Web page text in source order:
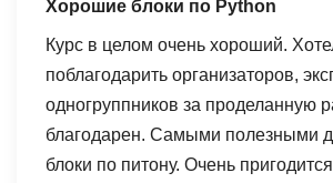
на стажировку в IT-консалтинг. На
этот курс будет полезен всем, так
базовые навыки для работы в
также важные навыки для
профориентации, который очень
построении карьеры.
Хорошие блоки по Python
Курс в целом очень хороший.
поблагодарить организаторов,
одногруппников за проделанную
благодарен. Самыми полезными
блоки по питону. Очень